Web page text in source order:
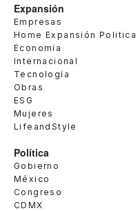
Expansión
Empresas
Home Expansión Politica
Economía
Internacional
Tecnología
Obras
ESG
Mujeres
LifeandStyle
Política
Gobierno
México
Congreso
CDMX